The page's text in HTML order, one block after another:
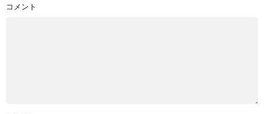
コメント